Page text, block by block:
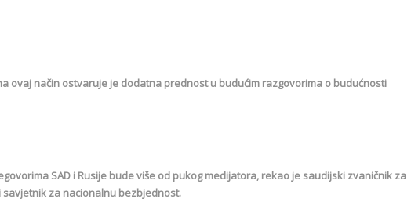
ovaj način ostvaruje je dodatna prednost u budućim razgovorima o budućnosti
SAD i Rusije bude više od pukog medijatora, rekao je saudijski zvaničnik za
savjetnik za nacionalnu bezbjednost.